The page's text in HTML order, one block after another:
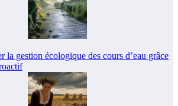
la gestion écologique des cours d’eau grâce